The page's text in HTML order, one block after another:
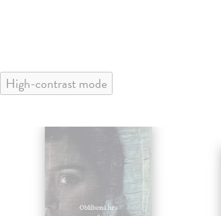
High-contrast mode